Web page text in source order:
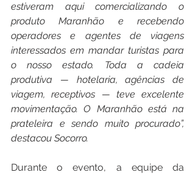
estiveram aqui comercializando o
produto Maranhão e recebendo
operadores e agentes de viagens
interessados em mandar turistas para
o nosso estado. Toda a cadeia
produtiva — hotelaria, agências de
viagem, receptivos — teve excelente
movimentação. O Maranhão está na
prateleira e sendo muito procurado”,
destacou Socorro.
Durante o evento, a equipe da